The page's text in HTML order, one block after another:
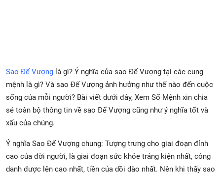
Sao Đế Vượng là gì? Ý nghĩa của sao Đế Vượng tại các cung
mệnh là gì? Và sao Đế Vượng ảnh hưởng như thế nào đến cuộc
sống của mỗi người? Bài viết dưới đây, Xem Số Mệnh xin chia
sẻ toàn bộ thông tin về sao Đế Vượng cũng như ý nghĩa tốt và
xấu của chúng.
Ý nghĩa Sao Đế Vượng chung: Tượng trưng cho giai đoạn đỉnh
cao của đời người, là giai đoạn sức khỏe tráng kiện nhất, công
danh được lên cao nhất, tiền của dồi dào nhất. Nên khi thấy sao